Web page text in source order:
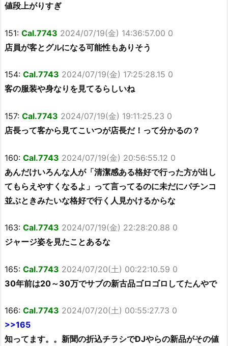
値段上がりすぎ
151: Cal.7743 2024/07/19(金) 14:36:57.00 0
店員が客とグルになる可能性もありそう
154: Cal.7743 2024/07/19(金) 17:25:28.15 0
客の服装や身なりを見てるらしいね
157: Cal.7743 2024/07/19(金) 19:11:25.23 0
店長って客から見てこいつが店長だ！って分かるの？
160: Cal.7743 2024/07/19(金) 20:56:55.12 0
あんだけいろんな人が「清潔感ある格好で行った方が出し
てもらえやすくなるよ」って言ってるのに未だにパチンコ
並ぶときみたいな格好で行く人見かけるからな
163: Cal.7743 2024/07/19(金) 22:28:20.88 0
ジャージ姿を見たことあるな
165: Cal.7743 2024/07/20(土) 00:22:10.59 0
30年前は20～30万でサブの新古品ゴロゴロしてたんやで
166: Cal.7743 2024/07/20(土) 00:55:27.73 0
>>165
知ってます。。新聞の折込チラシでDJやらの新品がその値